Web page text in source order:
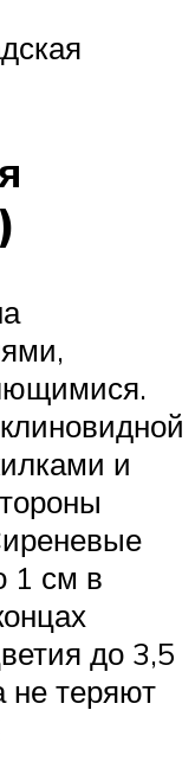
и
1 см в
до 3,5
не теряют